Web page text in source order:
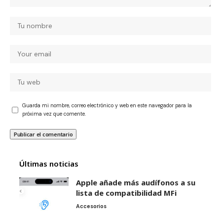
Guarda mi nombre, correo electrónico y web en este navegador para la
próxima vez que comente.
Últimas noticias
Apple añade más audífonos a su
lista de compatibilidad MFi
Accesorios